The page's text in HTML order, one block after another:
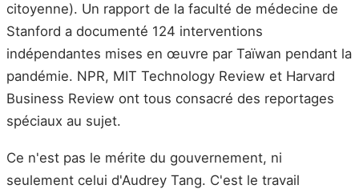
citoyenne). Un rapport de la faculté de médecine de
Stanford a documenté 124 interventions
indépendantes mises en œuvre par Taïwan pendant la
pandémie. NPR, MIT Technology Review et Harvard
Business Review ont tous consacré des reportages
spéciaux au sujet.
Ce n'est pas le mérite du gouvernement, ni
seulement celui d'Audrey Tang. C'est le travail